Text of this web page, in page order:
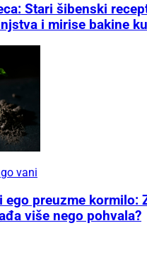
Stari šibenski
i mirise bakine
vani
ego preuzme kormilo:
više nego pohvala?